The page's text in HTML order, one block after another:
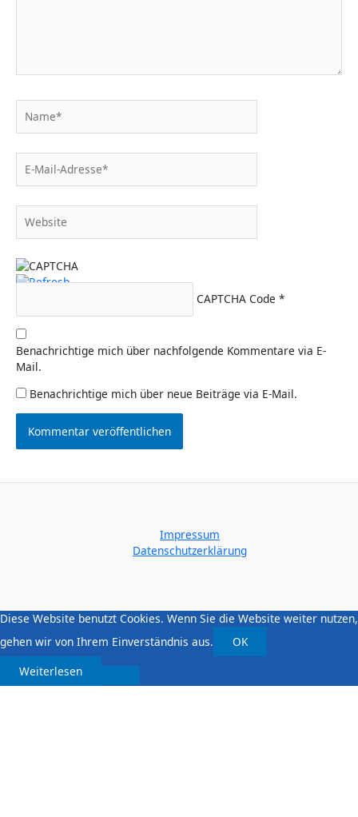
Mail-
Adresse*
CAPTCHA Code *
Benachrichtige mich über nachfolgende Kommentare via E-
Mail.
Benachrichtige mich über neue Beiträge via E-Mail.
Impressum
Datenschutzerklärung
Diese Website benutzt Cookies. Wenn Sie die Website weiter nutzen,
gehen wir von Ihrem Einverständnis aus.
OK
Weiterlesen